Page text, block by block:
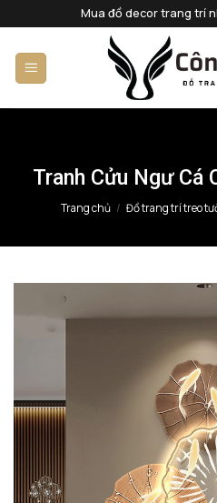
qua
nội
dung
Mua đồ decor trang trí
Tranh Cửu Ngư Cá
Trang chủ / Đồ trang trí treo